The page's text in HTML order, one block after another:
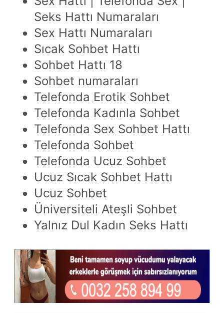
Seks Hattı Numaraları
Sex Hattı Numaraları
Sıcak Sohbet Hattı
Sohbet Hattı 18
Sohbet numaraları
Telefonda Erotik Sohbet
Telefonda Kadınla Sohbet
Telefonda Sex Sohbet Hattı
Telefonda Sohbet
Telefonda Ucuz Sohbet
Ucuz Sıcak Sohbet Hattı
Ucuz Sohbet
Üniversiteli Ateşli Sohbet
Yalnız Dul Kadın Seks Hattı